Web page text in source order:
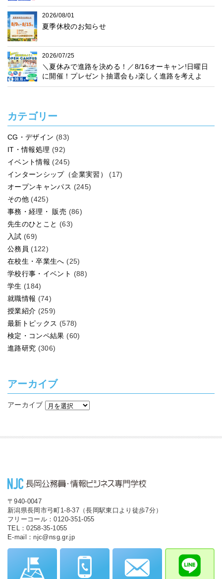
2026/08/01
夏季休校のお知らせ
2026/07/25
＼夏休みで進路を決める！／8/16オーキャン!日曜日
に開催！プレゼント抽選会も♪楽しく進路を考えよ
う！
カテゴリー
CG・デザイン (83)
IT・情報処理 (92)
イベント情報 (245)
インターンシップ（企業実習）
(17)
オープンキャンパス (245)
その他 (425)
事務・経理・ 販売 (86)
先生のひとこと (63)
入試 (69)
公務員 (122)
在校生・卒業生へ (25)
学校行事・イベント (88)
学生 (184)
就職情報 (74)
授業紹介 (259)
最新トピックス (578)
検定・コンペ結果 (60)
進路研究 (306)
アーカイブ
アーカイブ
〒940-0047
新潟県長岡市弓町1-8-37（長岡駅東口より徒歩7分）
フリーコール：0120-351-055
TEL：0258-35-1055
E-mail：njc@nsg.gr.jp